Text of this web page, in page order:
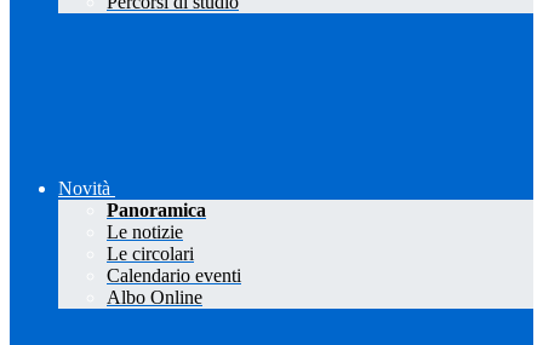
Novità
Panoramica
Le notizie
Le circolari
Calendario eventi
Albo Online